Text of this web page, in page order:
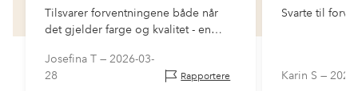
Tilsvarer forventningene både når
det gjelder farge og kvalitet - en
Josefina T — 2026-03-
28
Rapportere
Svarte til
Karin S —